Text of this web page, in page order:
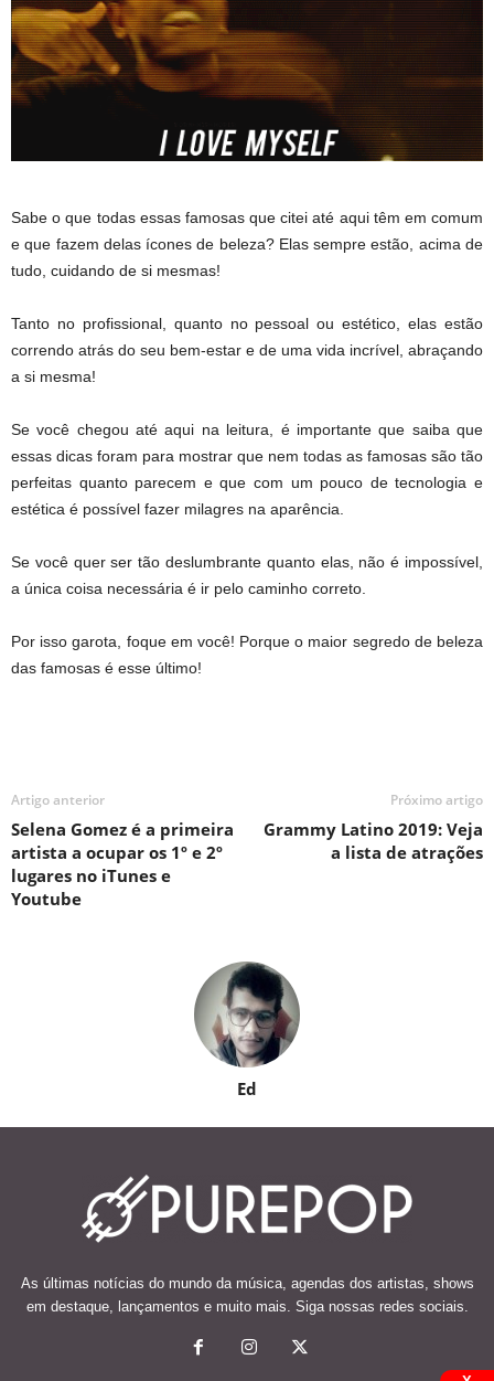
Sabe o que todas essas famosas que citei até aqui têm em comum
e que fazem delas ícones de beleza? Elas sempre estão, acima de
tudo, cuidando de si mesmas!
Tanto no profissional, quanto no pessoal ou estético, elas estão
correndo atrás do seu bem-estar e de uma vida incrível, abraçando
a si mesma!
Se você chegou até aqui na leitura, é importante que saiba que
essas dicas foram para mostrar que nem todas as famosas são tão
perfeitas quanto parecem e que com um pouco de tecnologia e
estética é possível fazer milagres na aparência.
Se você quer ser tão deslumbrante quanto elas, não é impossível,
a única coisa necessária é ir pelo caminho correto.
Por isso garota, foque em você! Porque o maior segredo de beleza
das famosas é esse último!
Artigo anterior
Selena Gomez é a primeira
artista a ocupar os 1º e 2º
lugares no iTunes e
Youtube
Próximo artigo
Grammy Latino 2019: Veja
a lista de atrações
Ed
As últimas notícias do mundo da música, agendas dos artistas, shows
em destaque, lançamentos e muito mais. Siga nossas redes sociais.